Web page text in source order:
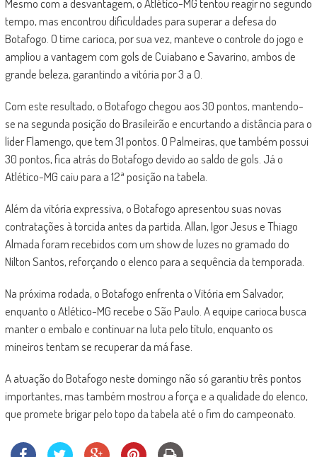
Mesmo com a desvantagem, o Atlético-MG tentou reagir no segundo
tempo, mas encontrou dificuldades para superar a defesa do
Botafogo. O time carioca, por sua vez, manteve o controle do jogo e
ampliou a vantagem com gols de Cuiabano e Savarino, ambos de
grande beleza, garantindo a vitória por 3 a 0.
Com este resultado, o Botafogo chegou aos 30 pontos, mantendo-
se na segunda posição do Brasileirão e encurtando a distância para o
líder Flamengo, que tem 31 pontos. O Palmeiras, que também possui
30 pontos, fica atrás do Botafogo devido ao saldo de gols. Já o
Atlético-MG caiu para a 12ª posição na tabela.
Além da vitória expressiva, o Botafogo apresentou suas novas
contratações à torcida antes da partida. Allan, Igor Jesus e Thiago
Almada foram recebidos com um show de luzes no gramado do
Nilton Santos, reforçando o elenco para a sequência da temporada.
Na próxima rodada, o Botafogo enfrenta o Vitória em Salvador,
enquanto o Atlético-MG recebe o São Paulo. A equipe carioca busca
manter o embalo e continuar na luta pelo título, enquanto os
mineiros tentam se recuperar da má fase.
A atuação do Botafogo neste domingo não só garantiu três pontos
importantes, mas também mostrou a força e a qualidade do elenco,
que promete brigar pelo topo da tabela até o fim do campeonato.